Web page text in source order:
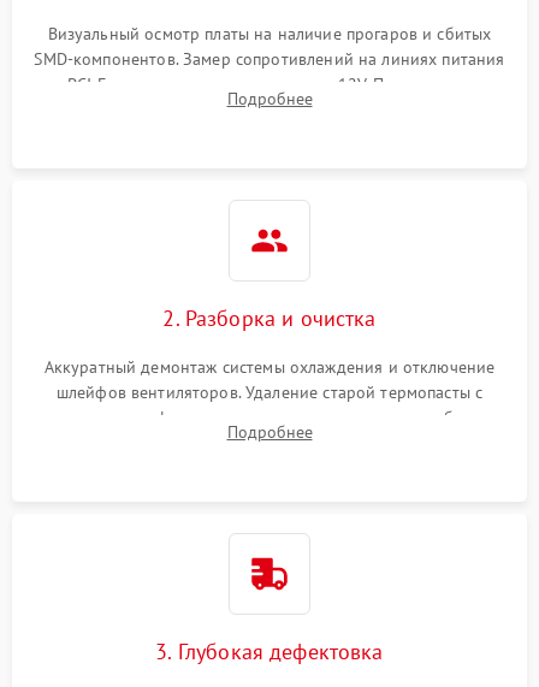
Механические повреждения
Визуальный осмотр платы на наличие прогаров и сбитых
SMD-компонентов. Замер сопротивлений на линиях питания
PCI-E и дополнительных разъемах 12V. Проверка на
короткое замыкание основных дросселей питания GPU и
Подробнее
2. Разборка и очистка
Аккуратный демонтаж системы охлаждения и отключение
шлейфов вентиляторов. Удаление старой термопасты с
кристалла графического чипа и термопрокладок с банок
памяти и зоны VRM. Очистка платы от пыли и окислов.
Подробнее
3. Глубокая дефектовка